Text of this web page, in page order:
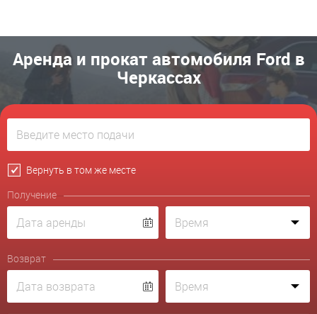
Аренда и прокат автомобиля Ford в
Черкассах
Вернуть в том же месте
Получение
Возврат